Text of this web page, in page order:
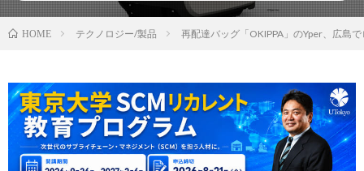
HOME テクノロジー/製品 再配達バッグ「OKIPPA」のYper、広島